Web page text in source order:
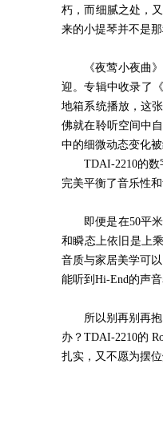
朽，而细腻之处，
来的小提琴并不是
《夜莺小夜曲
迎。专辑中收录了
地箱系统播放，这
佛就在聆听空间中
中的细微动态变化
TDAI-2210的
完美平衡了音乐性和
即便是在50平
和瞬态上依旧是上乘
音质与家居美学可
能听到 Hi-End的声音
所以别再别再
办？TDAI-2210的
扎实，又不愿为摆